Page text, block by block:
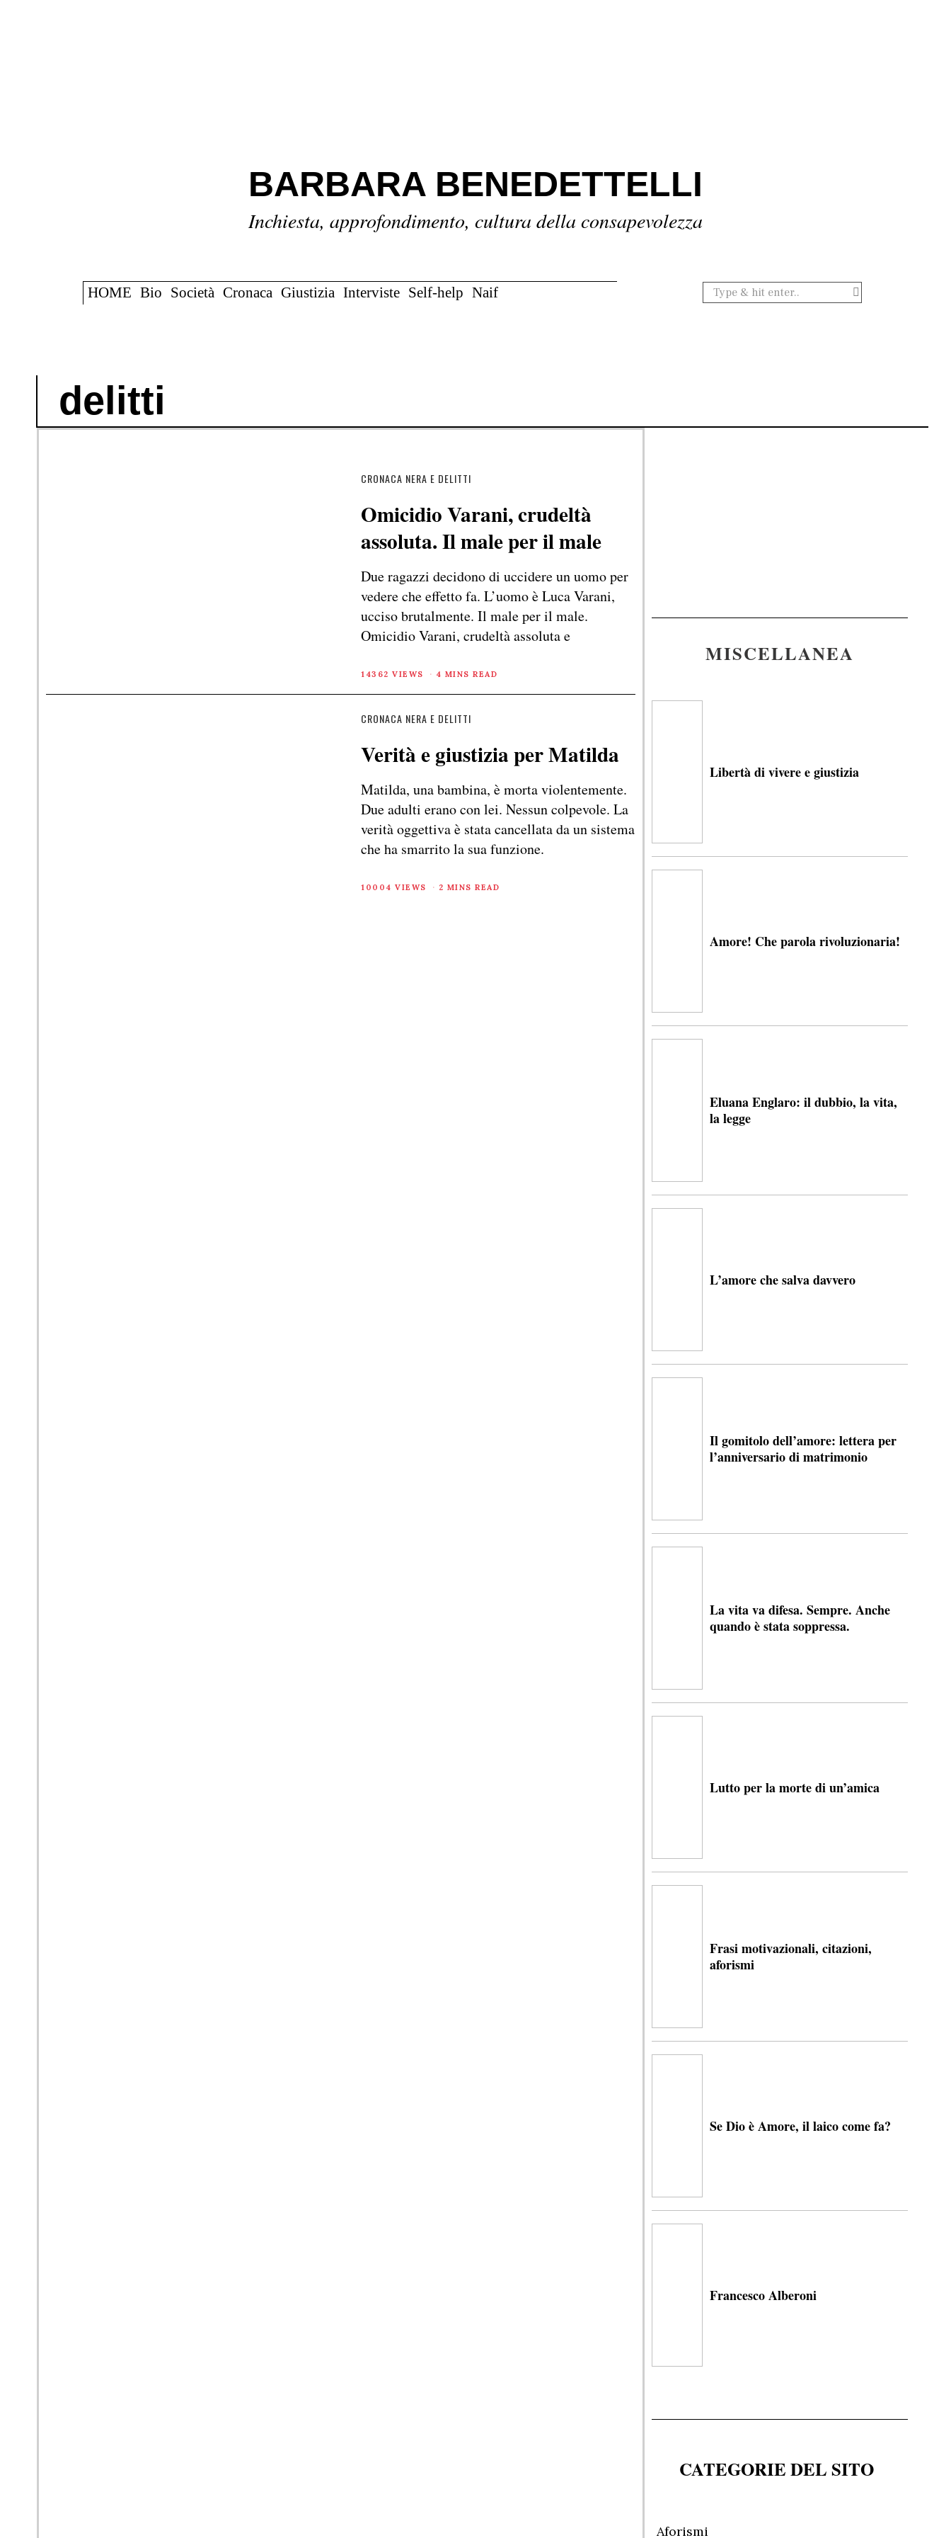
BARBARA BENEDETTELLI
Inchiesta, approfondimento, cultura della consapevolezza
HOME Bio Società Cronaca Giustizia Interviste Self-help Naif
delitti
CRONACA NERA E DELITTI
Omicidio Varani, crudeltà
assoluta. Il male per il male
Due ragazzi decidono di uccidere un uomo per
vedere che effetto fa. L’uomo è Luca Varani,
ucciso brutalmente. Il male per il male.
Omicidio Varani, crudeltà assoluta e
14362 VIEWS 4 MINS READ
CRONACA NERA E DELITTI
Verità e giustizia per Matilda
Matilda, una bambina, è morta violentemente.
Due adulti erano con lei. Nessun colpevole. La
verità oggettiva è stata cancellata da un sistema
che ha smarrito la sua funzione.
10004 VIEWS 2 MINS READ
MISCELLANEA
Libertà di vivere e giustizia
Amore! Che parola rivoluzionaria!
Eluana Englaro: il dubbio, la vita,
la legge
L’amore che salva davvero
Il gomitolo dell’amore: lettera per
l’anniversario di matrimonio
La vita va difesa. Sempre. Anche
quando è stata soppressa.
Lutto per la morte di un’amica
Frasi motivazionali, citazioni,
aforismi
Se Dio è Amore, il laico come fa?
Francesco Alberoni
CATEGORIE DEL SITO
Aforismi